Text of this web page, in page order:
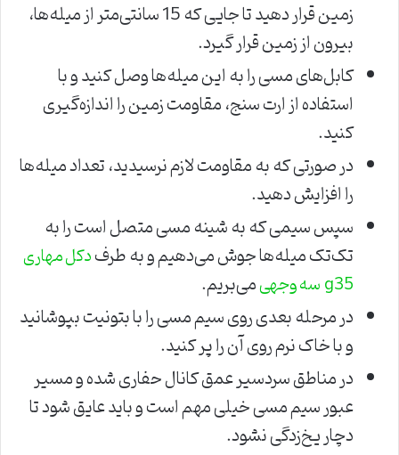
زمین قرار دهید تا جایی که 15 سانتی‌متر از میله‌ها،
بیرون از زمین قرار گیرد.
کابل‌های مسی را به این میله‌ها وصل کنید و با
استفاده از ارت سنج، مقاومت زمین را اندازه‌گیری
کنید.
در صورتی که به مقاومت لازم نرسیدید، تعداد میله‌ها
را افزایش دهید.
سپس سیمی که به شینه مسی متصل است را به
تک‌تک میله‌ها جوش می‌دهیم و به طرفدکل مهاری
g35 سه وجهی
می‌بریم.
در مرحله بعدی روی سیم مسی را با بتونیت بپوشانید
و با خاک نرم روی آن را پر کنید.
در مناطق سردسیر عمق کانال حفاری شده و مسیر
عبور سیم مسی خیلی مهم است و باید عایق شود تا
دچار یخ‌زدگی نشود.